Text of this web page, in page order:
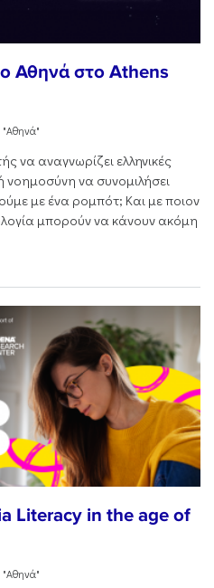
Αθηνά στο Athens
"Αθηνά"
να αναγνωρίζει ελληνικές
νοημοσύνη να συνομιλήσει
με ένα ρομπότ; Και με ποιον
μπορούν να κάνουν ακόμη
Literacy in the age of
"Αθηνά"